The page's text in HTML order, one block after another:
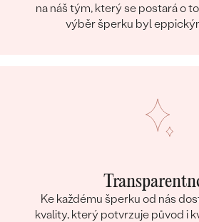
na náš tým, který se postará o
výběr šperku byl
Ke každému šperku od nás
kvality, který potvrzuje původ i